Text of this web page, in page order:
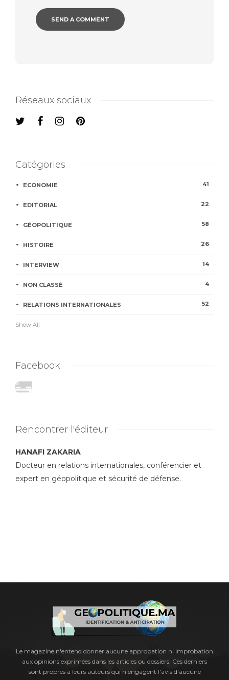
Réseaux sociaux
Catégories
ECONOMIE 41
EDITORIAL 22
GÉOPOLITIQUE 58
HISTOIRE 26
INTERVIEW 14
NON CLASSÉ 4
RELATIONS INTERNATIONALES 52
Show All
Facebook
Rencontrer l'éditeur
HANAFI ZAKARIA
Docteur en relations internationales, conférencier et
expert en géopolitique et sécurité de défense.
Le magazine n'entend donner aucune approbation ni improbation
aux opinions exprimées dans les articles ou dossiers. Ces derniers
sont propres à leurs auteurs qui n'engagent l'avis d'aucune